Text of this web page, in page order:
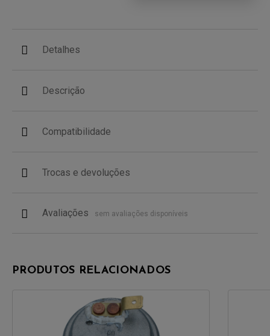
Detalhes
Descrição
Compatibilidade
Trocas e devoluções
Avaliações sem avaliações disponíveis
PRODUTOS RELACIONADOS